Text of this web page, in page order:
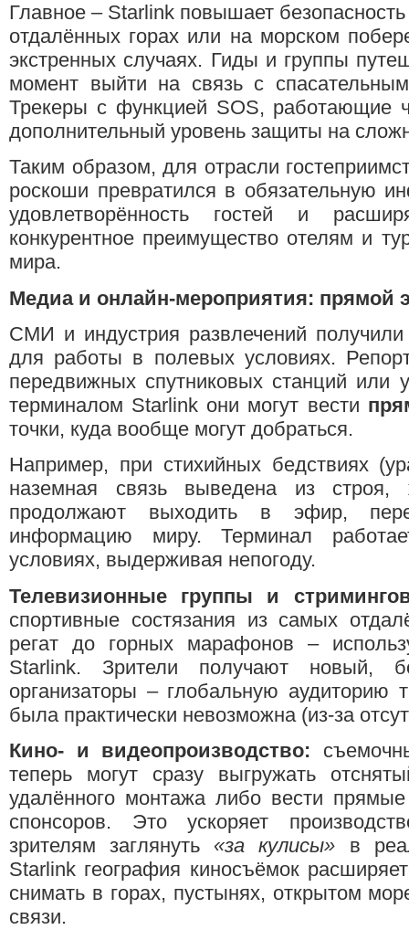
Главное – Starlink повышает
отдалённых горах или на морском
экстренных случаях. Гиды и группы
момент выйти на связь с
Трекеры с функцией SOS, работающие
дополнительный уровень защиты на
Таким образом, для отрасли
роскоши превратился в обязательную
удовлетворённость гостей и
конкурентное преимущество отелям и
мира.
Медиа и онлайн-мероприятия: прямой
СМИ и индустрия развлечений
для работы в полевых условиях.
передвижных спутниковых станций или
терминалом Starlink они могут вести
точки, куда вообще могут добраться.
Например, при стихийных бедствиях
наземная связь выведена из строя,
продолжают выходить в эфир,
информацию миру. Терминал
условиях, выдерживая непогоду.
Телевизионные группы и
спортивные состязания из самых
регат до горных марафонов –
Starlink. Зрители получают новый,
организаторы – глобальную аудиторию
была практически невозможна (из-за
Кино- и видеопроизводство:
теперь могут сразу выгружать
удалённого монтажа либо вести
спонсоров. Это ускоряет
зрителям заглянуть «за кулисы» в
Starlink география киносъёмок
снимать в горах, пустынях, открытом
связи.